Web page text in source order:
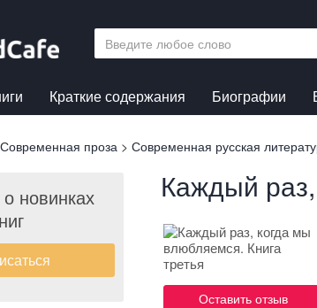
Краткие содержания Биографии
Современная проза > Современная русская
новинках
Каждый
Оставить отзыв